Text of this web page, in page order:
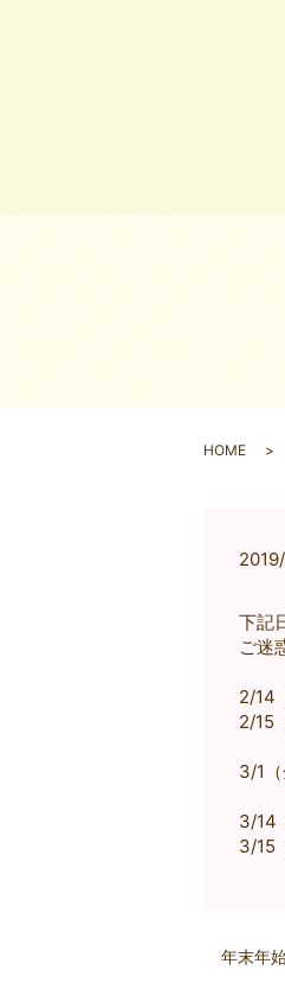
HOME
下記
ご迷
2/14
2/15
3/1（
3/14
3/15
年末年